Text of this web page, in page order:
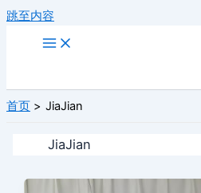
跳至内容
首页 JiaJian
JiaJian